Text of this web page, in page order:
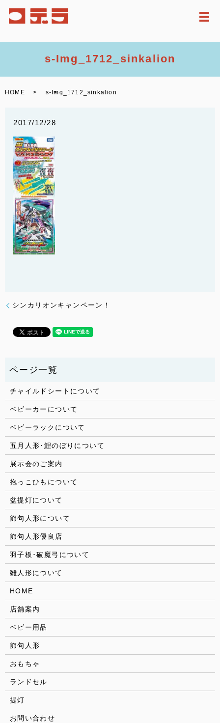
メ
s-Img_1712_sinkalion
HOME s-Img_1712_sinkalion
2017/12/28
シンカリオンキャンペーン！
チャイルドシートについて
ベビーカーについて
ベビーラックについて
五月人形･鯉のぼりについて
展示会のご案内
抱っこひもについて
盆提灯について
節句人形について
節句人形優良店
羽子板･破魔弓について
雛人形について
HOME
店舗案内
ベビー用品
節句人形
おもちゃ
ランドセル
提灯
お問い合わせ